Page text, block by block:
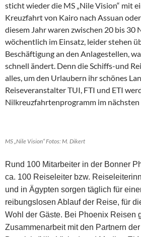
sticht wieder die MS „Nile Vision“ mit
Kreuzfahrt von Kairo nach Assuan
diesem Jahr waren zwischen 20 bis
wöchentlich im Einsatz, leider stehen
Beschäftigung an den Anlagestellen,
schnell ändert. Denn die Schiffs-und
alles, um den Urlaubern ihr schönes
Reiseveranstalter TUI, FTI und ETI
Nilkreuzfahrtenprogramm im
MS „Nile Vision“ Fotos: M. Dikert
Rund 100 Mitarbeiter in der Bonner
ca. 100 Reiseleiter bzw.
und in Ägypten sorgen täglich für
reibungslosen Ablauf der Reise, für
Wohl der Gäste. Bei Phoenix Reisen
Zusammenarbeit mit den Partnern